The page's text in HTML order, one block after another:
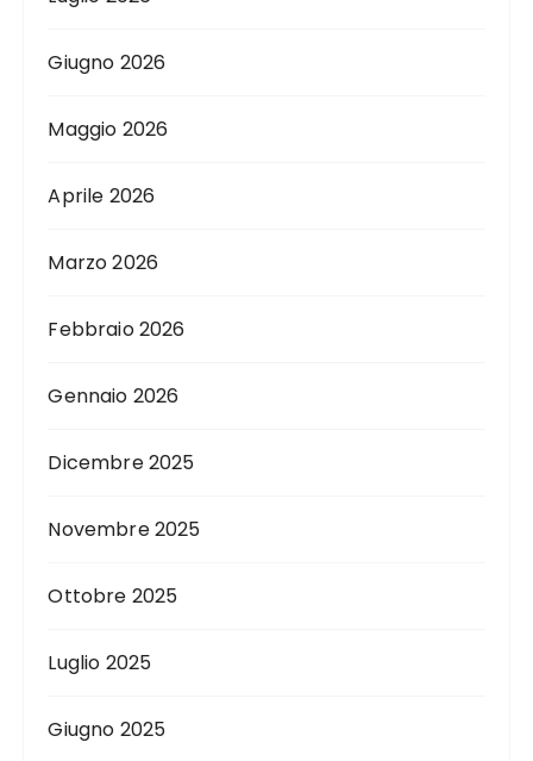
Giugno 2026
Maggio 2026
Aprile 2026
Marzo 2026
Febbraio 2026
Gennaio 2026
Dicembre 2025
Novembre 2025
Ottobre 2025
Luglio 2025
Giugno 2025